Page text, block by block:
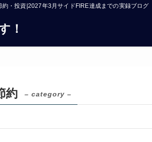
・投資|2027年3月サイドFIRE達成までの実録ブログ
！
約 – category –